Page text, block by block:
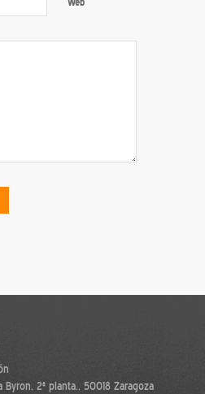
Web
2ª planta., 50018 Zaragoza